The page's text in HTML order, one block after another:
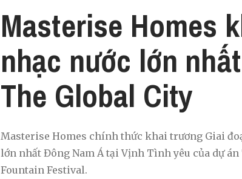
Masterise Homes
nhạc nước lớn
The Global City
Masterise Homes chính thức khai trương Giai
lớn nhất Đông Nam Á tại Vịnh Tình yêu của dự
Fountain Festival.